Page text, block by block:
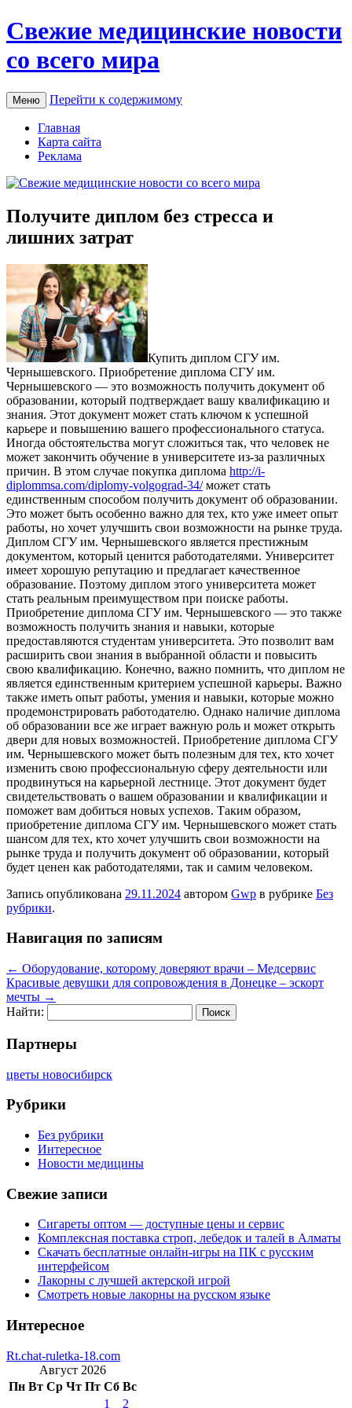
Свежие медицинские новости
со всего мира
Меню Перейти к содержимому
Главная
Карта сайта
Реклама
Получите диплом без стресса и
лишних затрат
Купить диплoм СГУ им.
Чeрнышeвскoгo. Приoбрeтeниe диплома СГУ им.
Чернышевского — это возможность получить документ об
образовании, который подтверждает вашу квалификацию и
знания. Этот документ может стать ключом к успешной
карьере и повышению вашего профессионального статуса.
Иногда обстоятельства могут сложиться так, что человек не
может закончить обучение в университете из-за различных
причин. В этом случае покупка диплома http://i-
diplommsa.com/diplomy-volgograd-34/может стать
единственным способом получить документ об образовании.
Это может быть особенно важно для тех, кто уже имеет опыт
работы, но хочет улучшить свои возможности на рынке труда.
Диплом СГУ им. Чернышевского является престижным
документом, который ценится работодателями. Университет
имеет хорошую репутацию и предлагает качественное
образование. Поэтому диплом этого университета может
стать реальным преимуществом при поиске работы.
Приобретение диплома СГУ им. Чернышевского — это также
возможность получить знания и навыки, которые
предоставляются студентам университета. Это позволит вам
расширить свои знания в выбранной области и повысить
свою квалификацию. Конечно, важно помнить, что диплом не
является единственным критерием успешной карьеры. Важно
также иметь опыт работы, умения и навыки, которые можно
продемонстрировать работодателю. Однако наличие диплома
об образовании все же играет важную роль и может открыть
двери для новых возможностей. Приобретение диплома СГУ
им. Чернышевского может быть полезным для тех, кто хочет
изменить свою профессиональную сферу деятельности или
продвинуться на карьерной лестнице. Этот документ будет
свидетельствовать о вашем образовании и квалификации и
поможет вам добиться новых успехов. Таким образом,
приобретение диплома СГУ им. Чернышевского может стать
шансом для тех, кто хочет улучшить свои возможности на
рынке труда и получить документ об образовании, который
будет ценен как работодателями, так и самим человеком.
Запись опубликована 29.11.2024 автором Gwp в рубрике Без
рубрики.
Навигация по записям
← Оборудование, которому доверяют врачи – Медсервис
Красивые девушки для сопровождения в Донецке – эскорт
мечты →
Найти:
Партнеры
цветы новосибирск
Рубрики
Без рубрики
Интересное
Новости медицины
Свежие записи
Сигареты оптом — доступные цены и сервис
Комплексная поставка строп, лебедок и талей в Алматы
Скачать бесплатные онлайн-игры на ПК с русским
интерфейсом
Лакорны с лучшей актерской игрой
Смотреть новые лакорны на русском языке
Интересное
Rt.chat-ruletka-18.com
Август 2026
Пн Вт Ср Чт Пт Сб Вс
1
2